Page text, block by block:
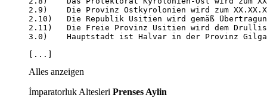
[...]
Alles anzeigen
İmparatorluk Altesleri Prenses Aylin